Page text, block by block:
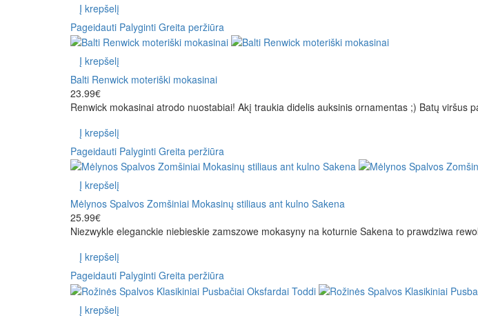
Į krepšelį
Pageidauti Palyginti Greita peržiūra
Į krepšelį
Balti Renwick moteriški mokasinai
23.99€
Renwick mokasinai atrodo nuostabiai! Akį traukia didelis auksinis ornamentas ;) Batų viršus
Į krepšelį
Pageidauti Palyginti Greita peržiūra
Į krepšelį
Mėlynos Spalvos Zomšiniai Mokasinų stiliaus ant kulno Sakena
25.99€
Niezwykle eleganckie niebieskie zamszowe mokasyny na koturnie Sakena to prawdziwa
Į krepšelį
Pageidauti Palyginti Greita peržiūra
Į krepšelį